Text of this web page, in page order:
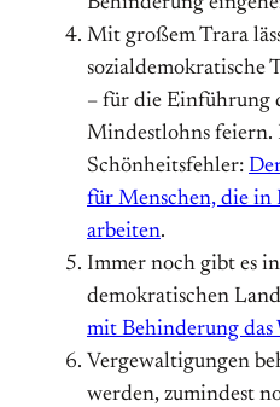
Mit großem Trara
sozialdemokratische
– für die Einführung
Mindestlohns feiern.
Schönheitsfehler:
für Menschen, die in
arbeiten.
Immer noch gibt es
demokratischen
mit Behinderung
Vergewaltigungen
werden, zumindest